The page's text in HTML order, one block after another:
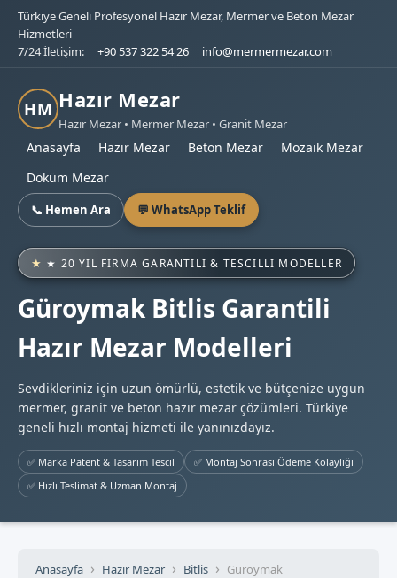
Türkiye Geneli Profesyonel Hazır Mezar, Mermer ve Beton Mezar
Hizmetleri
7/24 İletişim:
+90 537 322 54 26 info@mermermezar.com
HM Hazır Mezar
Hazır Mezar • Mermer Mezar • Granit Mezar
Anasayfa Hazır Mezar Beton Mezar
Mozaik Mezar
Döküm Mezar
📞 Hemen Ara 💬 WhatsApp Teklif
★ 20 YIL FIRMA GARANTILI & TESCILLI MODELLER
Güroymak Bitlis Garantili
Hazır Mezar Modelleri
Sevdikleriniz için uzun ömürlü, estetik ve bütçenize uygun
mermer, granit ve beton hazır mezar çözümleri. Türkiye
geneli hızlı montaj hizmeti ile yanınızdayız.
✅ Marka Patent & Tasarım Tescil
✅ Montaj Sonrası Ödeme Kolaylığı
✅ Hızlı Teslimat & Uzman Montaj
Anasayfa Hazır Mezar Bitlis Güroymak